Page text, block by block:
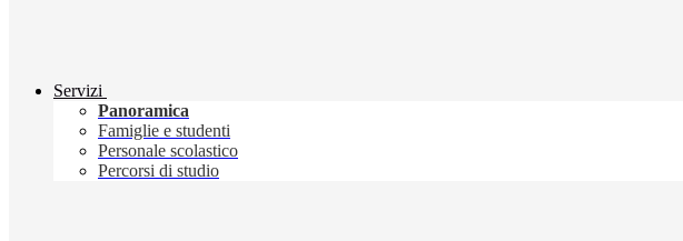
Servizi
Panoramica
Famiglie e studenti
Personale scolastico
Percorsi di studio